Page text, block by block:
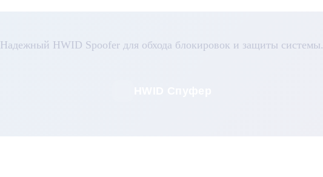
Надежный HWID Spoofer для обхода блокировок и защиты системы.